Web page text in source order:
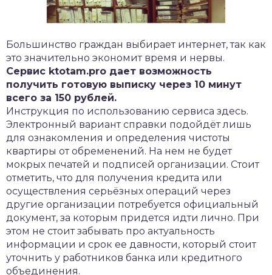
Большинство граждан выбирает интернет, так как
это значительно экономит время и нервы.
Сервис ktotam.pro дает возможность
получить готовую выписку через 10 минут
всего за 150 рублей.
Инструкция по использованию сервиса здесь.
Электронный вариант справки подойдёт лишь
для ознакомления и определения чистоты
квартиры от обременений. На нем не будет
мокрых печатей и подписей организации. Стоит
отметить, что для получения кредита или
осуществления серьёзных операций через
другие организации потребуется официальный
документ, за которым придется идти лично. При
этом не стоит забывать про актуальность
информации и срок ее давности, который стоит
уточнить у работников банка или кредитного
объединения.